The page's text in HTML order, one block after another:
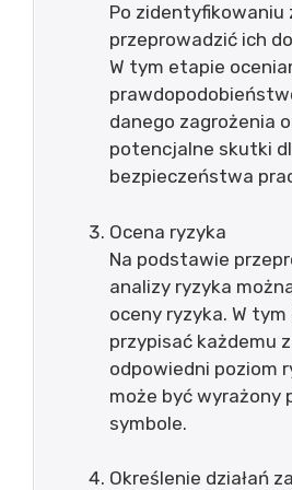
Po zidentyfikowaniu
przeprowadzić ich
W tym etapie
danego zagrożenia
potencjalne skutki
bezpieczeństwa
Ocena ryzyka
Na podstawie
analizy ryzyka
oceny ryzyka. W
przypisać każdemu
odpowiedni poziom
może być wyrażony
symbole.
Określenie działań